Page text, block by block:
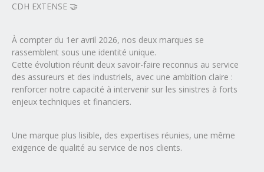
CDH EXTENSE 🤝
À compter du 1er avril 2026, nos deux marques se
rassemblent sous une identité unique.
Cette évolution réunit deux savoir-faire reconnus au service
des assureurs et des industriels, avec une ambition claire :
renforcer notre capacité à intervenir sur les sinistres à forts
enjeux techniques et financiers.
Une marque plus lisible, des expertises réunies, une même
exigence de qualité au service de nos clients.